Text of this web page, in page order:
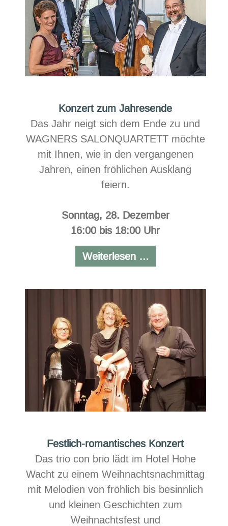
Konzert zum Jahresende
Das Jahr neigt sich dem Ende zu und
WAGNERS SALONQUARTETT möchte
mit Ihnen, wie in den vergangenen
Jahren, einen fröhlichen Ausklang
feiern.
Sonntag, 28. Dezember
16:00 bis 18:00 Uhr
Weiterlesen …
zum
Festlich-romantisches Konzert
Das trio con briolädt im Hotel Hohe
Wacht zu einem Weihnachtsnachmittag
mit Melodien von fröhlich bis besinnlich
und kleinen Geschichten zum
Weihnachtsfest und